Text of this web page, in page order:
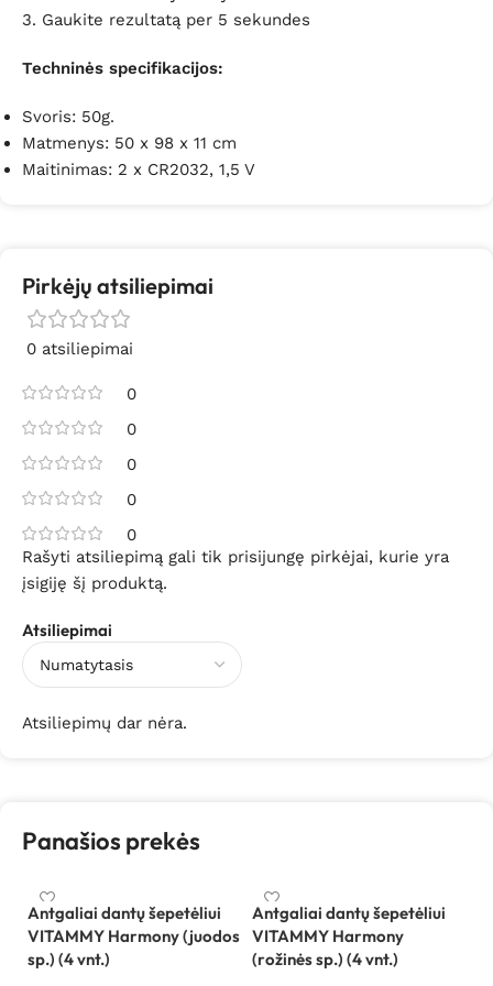
3. Gaukite rezultatą per 5 sekundes
Techninės specifikacijos:
Svoris: 50g.
Matmenys: 50 x 98 x 11 cm
Maitinimas: 2 x CR2032, 1,5 V
Pirkėjų atsiliepimai
0 atsiliepimai
0
0
0
0
0
Atsiliepimai
Atsiliepimų dar nėra.
Rašyti atsiliepimą gali tik prisijungę pirkėjai, kurie yra
įsigiję šį produktą.
Panašios prekės
Antgaliai dantų šepetėliui
VITAMMY Harmony (juodos
sp.) (4 vnt.)
Antgaliai dantų šepetėliui
VITAMMY Harmony
(rožinės sp.) (4 vnt.)